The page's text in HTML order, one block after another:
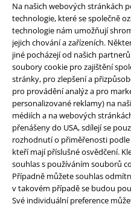
Na našich webových stránkách
technologie, které se společně
technologie nám umožňují
jejich chování a zařízeních.
jiné pocházejí od našich
soubory cookie pro zajištění
stránky, pro zlepšení a
pro provádění analýz a pro
personalizované reklamy) na
médiích a na webových
přenášeny do USA, sdílejí se
rozhodnutí o přiměřenosti
kteří mají příslušné osvědčení.
souhlas s používáním souborů
Případně můžete souhlas
v takovém případě se budou
Své individuální preference
Zákaznícky servis
Pomoc / FAQ
Podmínky vracení zboží
Vrácení zboží
Všeobecné informace o
Zrušit členství v BSC
Způsoby platby